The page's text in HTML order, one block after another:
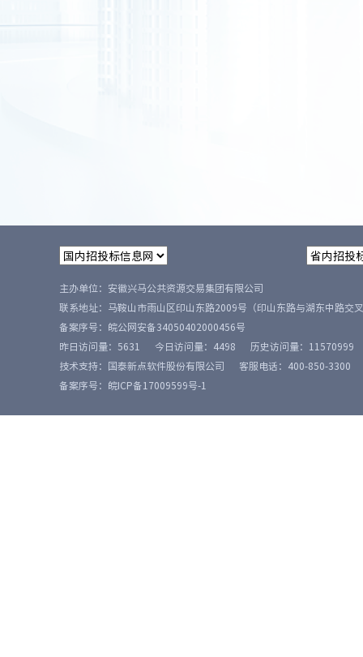
主办单位：安徽兴马公共资源交易集团有限公司
联系地址：马鞍山市雨山区印山东路2009号（印山东路与湖东中路交
备案序号： 皖公网安备34050402000456号
昨日访问量： 5631 今日访问量： 4498 历史访问量： 11570999
技术支持：国泰新点软件股份有限公司
客服电话：400-850-3300
备案序号：皖ICP备17009599号-1